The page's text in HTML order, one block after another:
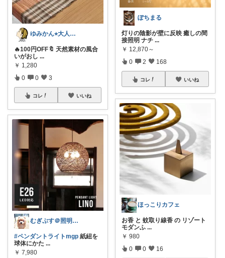
ゆみかん⭐︎大人の暮らし研究室
🔥100円OFF🔖 天然素材の風合
いがおし ...
￥ 1,280
0 0 3
コレ いいね
むぎぷす＠照明とインテリアと北欧食器
#ペンダントライトmgp 紙紐を
球体にかた ...
￥ 7,980
ぽちまる
灯りの陰影が壁に反映 癒しの間
接照明 ナチ ...
￥ 12,870～
0 2 168
コレ いいね
ほっこりカフェ
お香 と 蚊取り線香 の リゾート
モダンふ ...
￥ 980
0 0 16